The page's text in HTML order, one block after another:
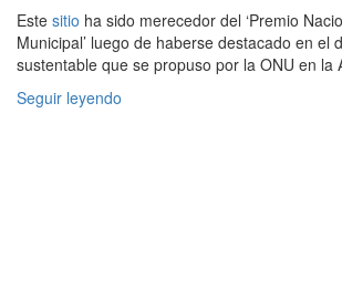
Este sitio ha sido merecedor del ‘Premio
Municipal’ luego de haberse destacado en el
sustentable que se propuso por la ONU en la
Seguir leyendo